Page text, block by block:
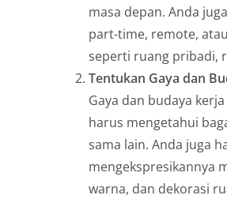
masa depan. Anda
part-time, remote,
seperti ruang pribadi,
Tentukan Gaya dan
Gaya dan budaya
harus mengetahui
sama lain. Anda juga
mengekspresikannya
warna, dan dekorasi